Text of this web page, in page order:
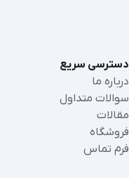
دسترسی سریع
درباره ما
سوالات متداول
مقالات
فروشگاه
فرم تماس